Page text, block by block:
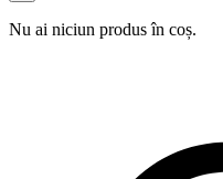
Nu ai niciun produs în coș.